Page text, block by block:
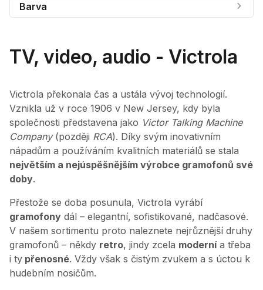
Barva
TV, video, audio - Victrola
Victrola překonala čas a ustála vývoj technologií.
Vznikla už v roce 1906 v New Jersey, kdy byla
společnosti představena jako Victor Talking Machine
Company (později RCA). Díky svým inovativním
nápadům a používáním kvalitních materiálů se stala
největším a nejúspěšnějším výrobce gramofonů své
doby.
Přestože se doba posunula, Victrola vyrábí
gramofony dál – elegantní, sofistikované, nadčasové.
V našem sortimentu proto naleznete nejrůznější druhy
gramofonů – někdy retro, jindy zcela modernía třeba
i ty přenosné. Vždy však s čistým zvukem a s úctou k
hudebním nosičům.